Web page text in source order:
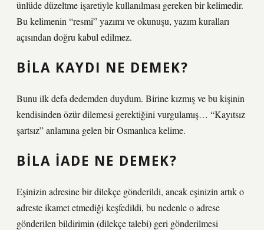
ünlüde düzeltme işaretiyle kullanılması gereken bir kelimedir.
Bu kelimenin “resmi” yazımı ve okunuşu, yazım kuralları
açısından doğru kabul edilmez.
BILA KAYDI NE DEMEK?
Bunu ilk defa dedemden duydum. Birine kızmış ve bu kişinin
kendisinden özür dilemesi gerektiğini vurgulamış… “Kayıtsız
şartsız” anlamına gelen bir Osmanlıca kelime.
BILA IADE NE DEMEK?
Eşinizin adresine bir dilekçe gönderildi, ancak eşinizin artık o
adreste ikamet etmediği keşfedildi, bu nedenle o adrese
gönderilen bildirimin (dilekçe talebi) geri gönderilmesi